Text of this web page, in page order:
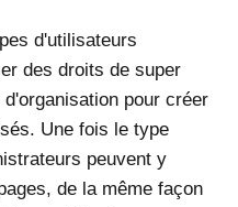
d'utilisateurs
des droits de super
pour créer
Une fois le type
peuvent y
de la même façon